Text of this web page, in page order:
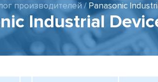
МНОГОСЛОЙНЫЕ
КЕРАМИЧЕСКИЕ ЧИП-
КОНДЕНСАТОРЫ
ПОВЕРХНОСТНОГО
И ТОНКОПЛЕНОЧНЫЕ
КАТАЛОГ
КОМПОНЕНТОВ
КАТАЛОГ ПРИБОРОВ
ИНСТРУМЕНТОВ
производителей/ Panasonic
Industrial